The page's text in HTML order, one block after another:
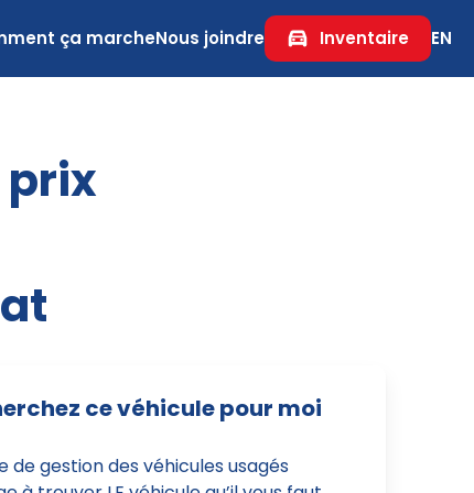
ça marcheNous joindre Inventaire EN
prix
ce véhicule pour moi
de gestion des véhicules usagés